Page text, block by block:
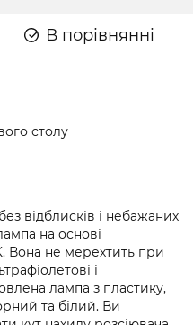
В порівнянні
столу
відблисків і небажаних
на основі
Вона не мерехтить при
і
​​лампа з пластику,
та білий. Ви